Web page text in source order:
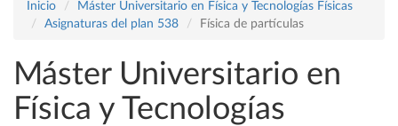
Inicio
Máster Universitario en Física y Tecnologías Físicas
Asignaturas del plan 538
Física de partículas
Máster Universitario en
Física y Tecnologías